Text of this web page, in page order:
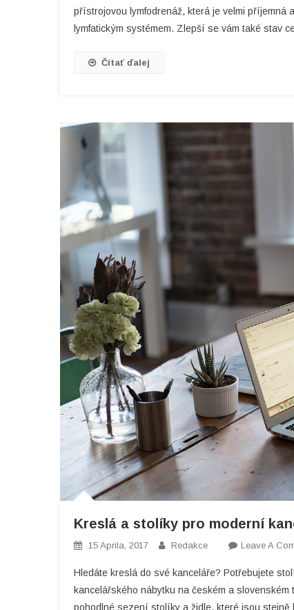
přístrojovou lymfodrenáž, která je velmi příjemná
lymfatickým systémem. Zlepší se vám také stav
Čítať ďalej
Kreslá a stolíky pro moderní
15 Aprila, 2017 Redakce Leave A
Hledáte kreslá do své kanceláře? Potřebujete
kancelářského nábytku na českém a
pohodlné sezení stolíky a židle, které jsou